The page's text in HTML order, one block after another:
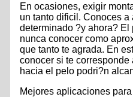
En ocasiones, exigir
un tanto dificil. Conoces
determinado ?y ahora?
nunca conocer como
que tanto te agrada. En
conocer si te
hacia el pelo podri?n
Mejores aplicaciones